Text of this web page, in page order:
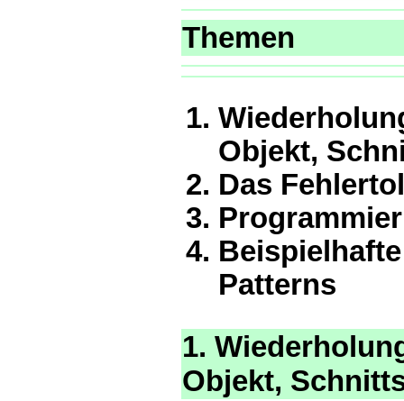
Themen
Objekt,
Das
Patterns
1.
Objekt,